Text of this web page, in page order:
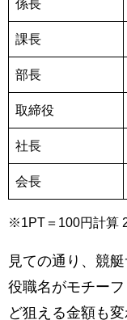
係長
課長
部長
取締役
社長
会長
※1PT＝100円計算
見ての通り、競
役職名がモチー
ど狙える金額も変